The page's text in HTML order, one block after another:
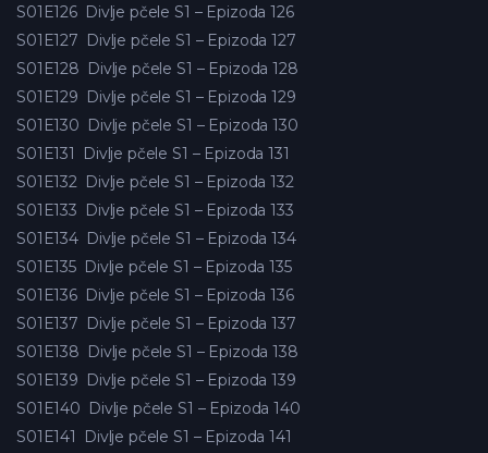
S01E126 Divlje pčele S1 – Epizoda 126
S01E127 Divlje pčele S1 – Epizoda 127
S01E128 Divlje pčele S1 – Epizoda 128
S01E129 Divlje pčele S1 – Epizoda 129
S01E130 Divlje pčele S1 – Epizoda 130
S01E131
Divlje pčele S1 – Epizoda 131
S01E132 Divlje pčele S1 – Epizoda 132
S01E133 Divlje pčele S1 – Epizoda 133
S01E134 Divlje pčele S1 – Epizoda 134
S01E135 Divlje pčele S1 – Epizoda 135
S01E136 Divlje pčele S1 – Epizoda 136
S01E137 Divlje pčele S1 – Epizoda 137
S01E138 Divlje pčele S1 – Epizoda 138
S01E139 Divlje pčele S1 – Epizoda 139
S01E140 Divlje pčele S1 – Epizoda 140
S01E141
Divlje pčele S1 – Epizoda 141